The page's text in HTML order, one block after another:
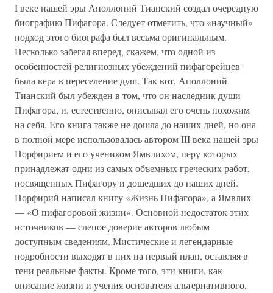
I веке нашей эры Аполлоний Тианский создал очередную
биографию Пифагора. Следует отметить, что «научный»
подход этого биографа был весьма оригинальным.
Несколько забегая вперед, скажем, что одной из
особенностей религиозных убеждений пифагорейцев
была вера в переселение душ. Так вот, Аполлоний
Тианский был убежден в том, что он наследник души
Пифагора, и, естественно, описывал его очень похожим
на себя. Его книга также не дошла до наших дней, но она
в полной мере использовалась автором III века нашей эры
Порфирием и его учеником Ямвлихом, перу которых
принадлежат одни из самых объемных греческих работ,
посвященных Пифагору и дошедших до наших дней.
Порфирий написал книгу «Жизнь Пифагора», а Ямвлих
— «О пифагоровой жизни». Основной недостаток этих
источников — слепое доверие авторов любым
доступным сведениям. Мистические и легендарные
подробности выходят в них на первый план, оставляя в
тени реальные факты. Кроме того, эти книги, как
описание жизни и учения основателя альтернативного,